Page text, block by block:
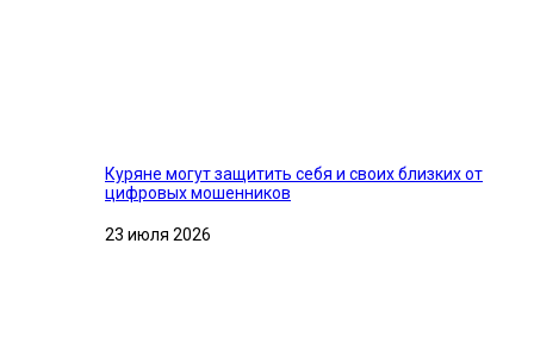
Куряне могут защитить себя и своих близких от
цифровых мошенников
23 июля 2026